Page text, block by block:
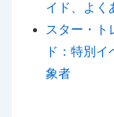
イド、よく
スター・ト
ド：特別
象者